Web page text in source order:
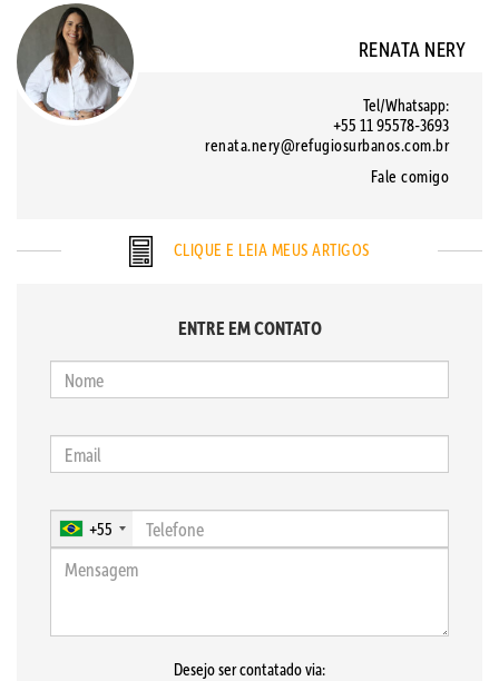
RENATA NERY
Tel/Whatsapp:
+55 11 95578-3693
renata.nery@refugiosurbanos.com.br
Fale comigo
CLIQUE E LEIA MEUS ARTIGOS
ENTRE EM CONTATO
+55
Desejo ser contatado via: